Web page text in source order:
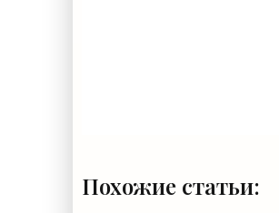
Похожие статьи: